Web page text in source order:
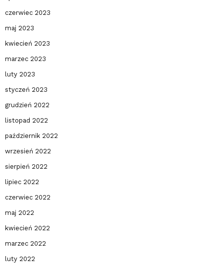
czerwiec 2023
maj 2023
kwiecień 2023
marzec 2023
luty 2023
styczeń 2023
grudzień 2022
listopad 2022
październik 2022
wrzesień 2022
sierpień 2022
lipiec 2022
czerwiec 2022
maj 2022
kwiecień 2022
marzec 2022
luty 2022